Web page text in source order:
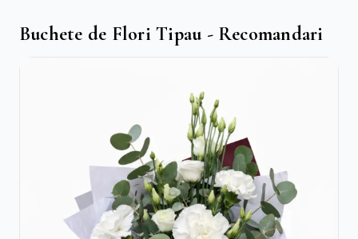
Buchete de Flori Tipau - Recomandari